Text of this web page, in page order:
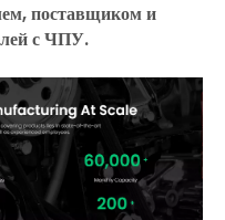
поставщиком и
с ЧПУ.